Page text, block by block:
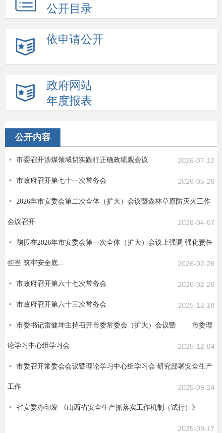
公开目录
依申请公开
政府网站
年度报表
公开内容
市委召开涉煤领域切实践行正确政绩观会议 2026-07-12
市政府召开第七十一次常务会 2026-05-26
2026年市安委会第二次全体（扩大）会议暨森林草原防灭火工作
会议召开 2026-04-07
鞠振在2026年市安委会第一次全体（扩大）会议上强调 强化责任
担当 筑牢安全底... 2026-02-26
市政府召开第六十七次常务会 2026-02-26
市政府召开第六十三次常务会 2025-12-18
市委书记雷健坤主持召开市委常委会（扩大）会议暨 市委理
论学习中心组学习会 2025-12-04
市委召开常委会会议暨理论学习中心组学习会 研究部署安全生产
工作 2025-09-24
省安委办印发 《山西省安全生产抓落实工作机制（试行）》
2025-09-17